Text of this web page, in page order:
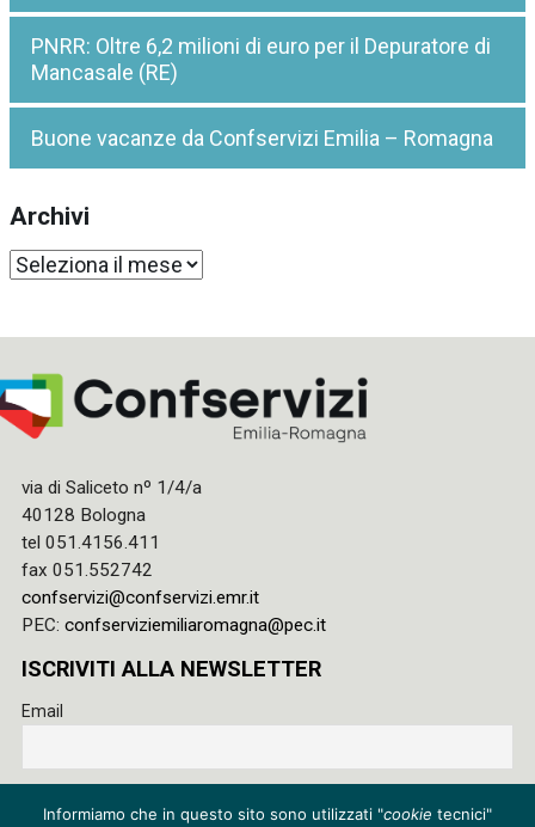
PNRR: Oltre 6,2 milioni di euro per il Depuratore di
Mancasale (RE)
Buone vacanze da Confservizi Emilia – Romagna
Archivi
Archivi
via di Saliceto nº 1/4/a
40128 Bologna
tel 051.4156.411
fax 051.552742
confservizi@confservizi.emr.it
PEC: confserviziemiliaromagna@pec.it
ISCRIVITI ALLA NEWSLETTER
Email
al trattamento dei miei dati
Informiamo che in questo sito sono utilizzati "cookie tecnici"